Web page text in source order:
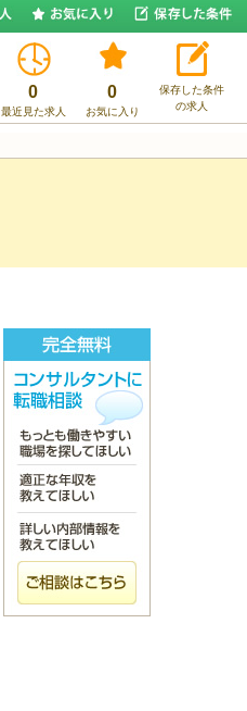
0
最近見た求人
0
お気に入り
保存した条件
の求人